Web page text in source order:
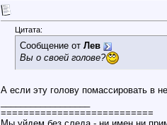
Цитата:
Сообщение от Лев
Вы о своей голове?
А если эту голову помассировать в
===========================